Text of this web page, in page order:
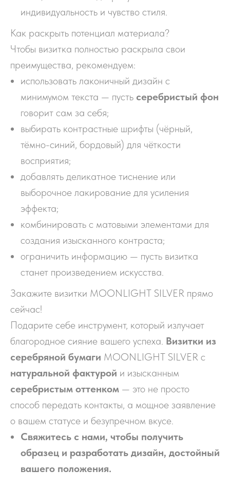
индивидуальность и чувство стиля.
Как раскрыть потенциал материала?
Чтобы визитка полностью раскрыла свои
преимущества, рекомендуем:
использовать лаконичный дизайн с
минимумом текста — пусть серебристый фон
говорит сам за себя;
выбирать контрастные шрифты (чёрный,
тёмно-синий, бордовый) для чёткости
восприятия;
добавлять деликатное тиснение или
выборочное лакирование для усиления
эффекта;
комбинировать с матовыми элементами для
создания изысканного контраста;
ограничить информацию — пусть визитка
станет произведением искусства.
Закажите визитки MOONLIGHT SILVER прямо
сейчас!
Подарите себе инструмент, который излучает
благородное сияние вашего успеха. Визитки из
серебряной бумаги MOONLIGHT SILVER с
натуральной фактурой и изысканным
серебристым оттенком — это не просто
способ передать контакты, а мощное заявление
о вашем статусе и безупречном вкусе.
Свяжитесь с нами, чтобы получить
образец и разработать дизайн, достойный
вашего положения.